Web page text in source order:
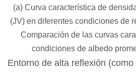
(a) Curva característica de
(JV) en diferentes condiciones de
Comparación de las curvas
condiciones de albedo
Entorno de alta reflexión